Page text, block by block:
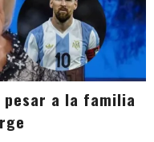
pesar a la familia